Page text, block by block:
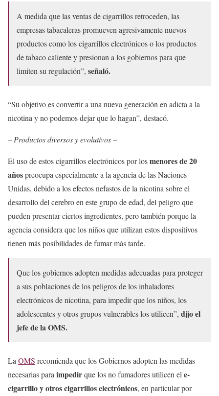
A medida que las ventas de cigarrillos retroceden, las
empresas tabacaleras promueven agresivamente nuevos
productos como los cigarrillos electrónicos o los productos
de tabaco caliente y presionan a los gobiernos para que
limiten su regulación”, señaló.
“Su objetivo es convertir a una nueva generación en adicta a la
nicotina y no podemos dejar que lo hagan”, destacó.
– Productos diversos y evolutivos –
El uso de estos cigarrillos electrónicos por losmenores de 20
añospreocupa especialmente a la agencia de las Naciones
Unidas, debido a los efectos nefastos de la nicotina sobre el
desarrollo del cerebro en este grupo de edad, del peligro que
pueden presentar ciertos ingredientes, pero también porque la
agencia considera que los niños que utilizan estos dispositivos
tienen más posibilidades de fumar más tarde.
Que los gobiernos adopten medidas adecuadas para proteger
a sus poblaciones de los peligros de los inhaladores
electrónicos de nicotina, para impedir que los niños, los
adolescentes y otros grupos vulnerables los utilicen”, dijo el
jefe de la OMS.
La OMS recomienda que los Gobiernos adopten las medidas
necesarias para impedirque los no fumadores utilicen el e-
cigarrilloy otros cigarrillos electrónicos, en particular por